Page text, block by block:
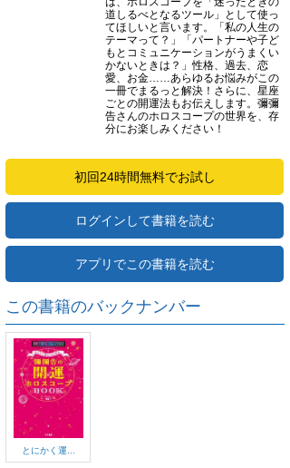
道しるべとなるツール」として使っ
てほしいと言います。「私の人生の
テーマって？」「パートナーや子ど
もとコミュニケーションがうまくい
かないときは？」性格、過去、恋
愛、お金……あらゆるお悩みがこの
一冊でまるっと解決！さらに、星座
ごとの開運法もお伝えします。彌彌
告さんのホロスコープの世界を、存
分にお楽しみください！
初回24時間無料でお試し
ログインして書籍を読む
アプリでこの書籍を読む
この書籍のバックナンバー
とにかく運...